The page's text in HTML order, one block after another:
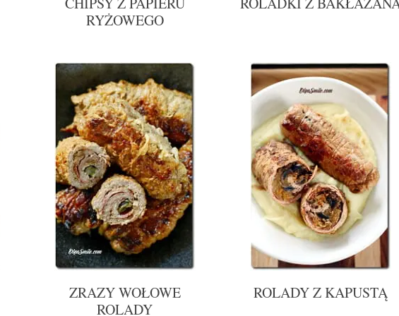
RYŻOWEGO
ZRAZY WOŁOWE
ROLADY
ROLADY Z KAPUSTĄ